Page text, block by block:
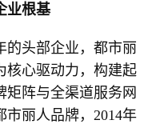
业根基
的头部企业，都市丽
核心驱动力，构建起
矩阵与全渠道服务网
市丽人品牌，2014年